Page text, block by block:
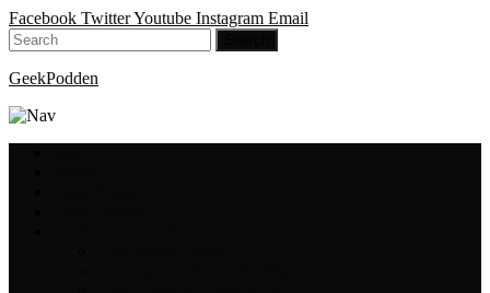
Facebook TwitterYoutube Instagram Email
GeekPodden